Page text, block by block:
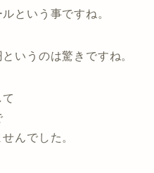
という事ですね。
いうのは驚きですね。
んでした。